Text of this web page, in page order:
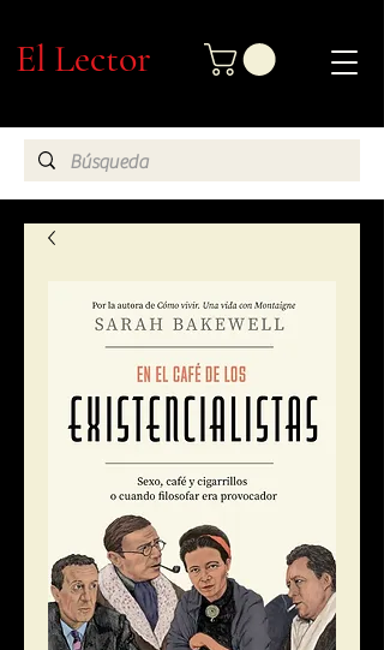
El Lector